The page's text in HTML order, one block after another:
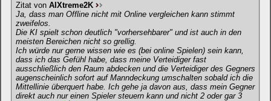
Zitat von AIXtreme2K
Ja, dass man Offline nicht mit Online vergleichen kann stimmt
zweifelos.
Die KI spielt schon deutlich "vorhersehbarer" und ist auch in den
meisten Bereichen nicht so grellig.
Ich würde nur gerne wissen wie es (bei online Spielen) sein kann,
dass ich das Gefühl habe, dass meine Verteidiger fast
ausschließlich den Raum abdecken und die Verteidiger des Gegners
augenscheinlich sofort auf Manndeckung umschalten sobald ich die
Mittellinie überquert habe. Ich gehe ja davon aus, dass mein Gegner
direkt auch nur einen Spieler steuern kann und nicht 2 oder gar 3